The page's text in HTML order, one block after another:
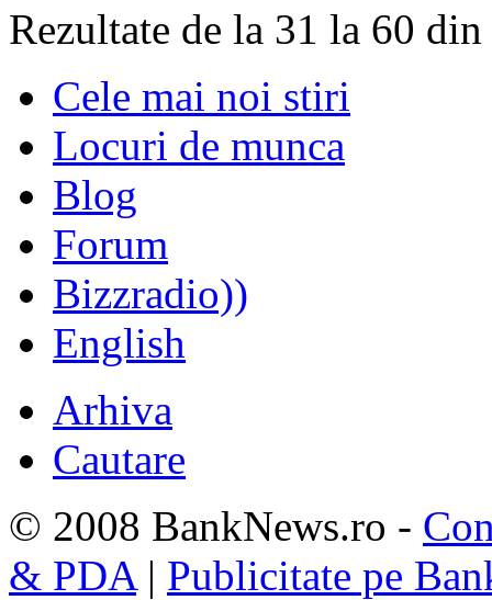
Rezultate de la 31 la 60
Cele mai noi stiri
Locuri de munca
Blog
Forum
Bizzradio))
English
Arhiva
Cautare
© 2008 BankNews.ro -
& PDA| Publicitate pe